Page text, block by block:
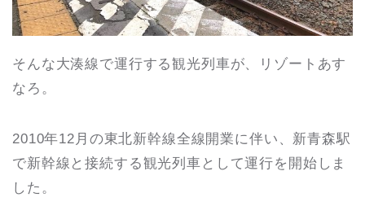
そんな大湊線で運行する観光列車が、リゾートあす
なろ。
2010年12月の東北新幹線全線開業に伴い、新青森駅
で新幹線と接続する観光列車として運行を開始しま
した。